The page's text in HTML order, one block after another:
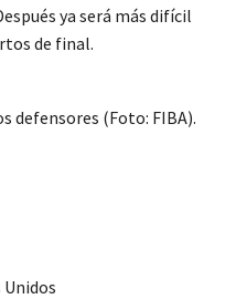
ya será más difícil
de final.
defensores (Foto: FIBA).
Unidos